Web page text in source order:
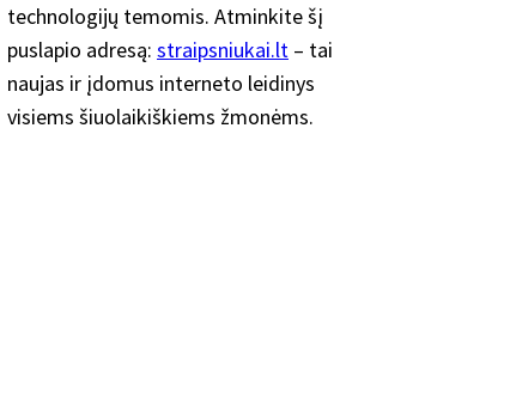
technologijų temomis. Atminkite šį
puslapio adresą: straipsniukai.lt – tai
naujas ir įdomus interneto leidinys
visiems šiuolaikiškiems žmonėms.